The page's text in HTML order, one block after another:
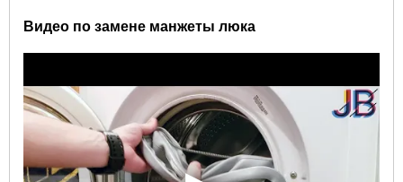
Видео по замене манжеты люка